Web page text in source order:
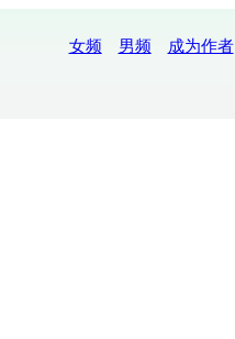
女频 男频 成为作者